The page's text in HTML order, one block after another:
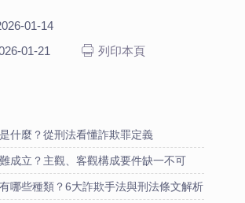
01-14
01-21
列印本頁
什麼？從刑法看懂詐欺罪定義
成立？主觀、客觀構成要件缺一不可
哪些種類？6大詐欺手法與刑法條文解析